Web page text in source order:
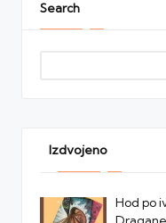
Search
Izdvojeno
Hod po